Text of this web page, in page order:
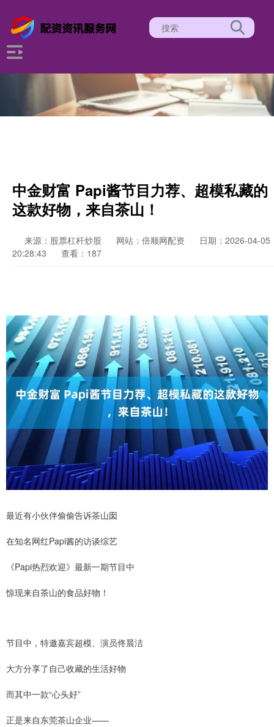
中金财富 Papi酱节目力荐、超模私藏的
这款好物，来自茶山！
来源：股票杠杆炒股 网站：倍顺网配资
日期：2026-04-05
20:28:43
查看：187
最近有小伙伴偷偷告诉茶山囡
在知名网红Papi酱的访谈综艺
《Papi热烈欢迎》最新一期节目中
惊现来自茶山的食品好物！
节目中，特邀嘉宾超模、演员佟晨洁
大方分享了自己收藏的生活好物
而其中一款“心头好”
正是来自东莞茶山企业——